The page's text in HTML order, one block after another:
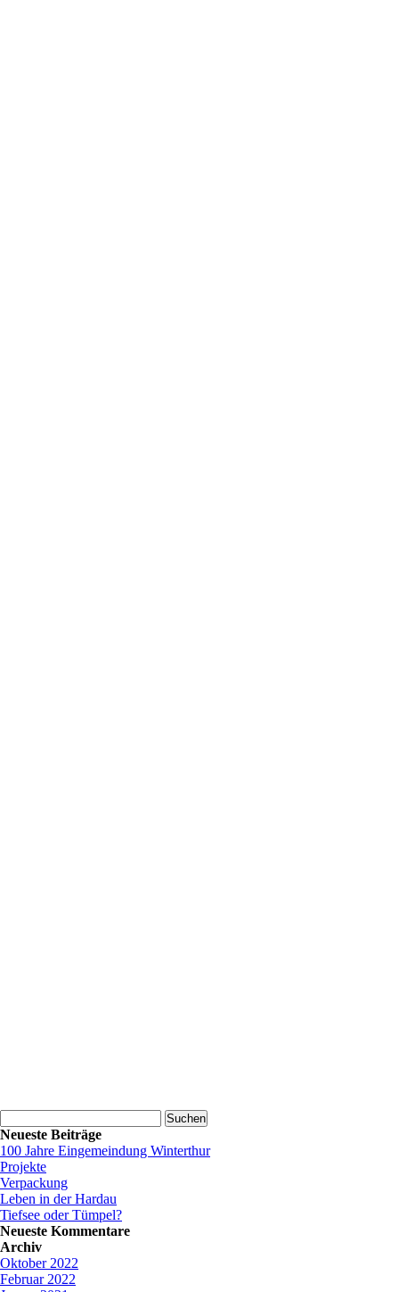
nach:
Neueste Beiträge
100 Jahre Eingemeindung Winterthur
Projekte
Verpackung
Leben in der Hardau
Tiefsee oder Tümpel?
Neueste Kommentare
Archiv
Oktober 2022
Februar 2022